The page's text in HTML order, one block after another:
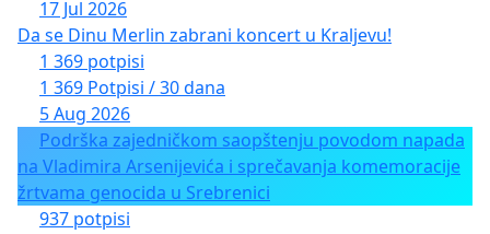
17 Jul 2026
Da se Dinu Merlin zabrani koncert u Kraljevu!
1 369 potpisi
1 369 Potpisi / 30 dana
5 Aug 2026
Podrška zajedničkom saopštenju povodom napada
na Vladimira Arsenijevića i sprečavanja komemoracije
žrtvama genocida u Srebrenici
937 potpisi